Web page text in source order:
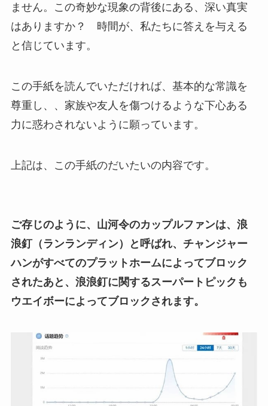
ません。この奇妙な現象の背後にある、深い真実
はありますか？ 時間が、私たちに答えを与える
と信じています。
この手紙を読んでいただければ、基本的な常識を
尊重し、、家族や友人を傷つけるような下心ある
力に惑わされないように願っています。
上記は、この手紙のだいたいの内容です。
ご存じのように、山河令のカップルファンは、浪
浪釘（ランランディン）と呼ばれ、チャンジャー
ハンがすべてのプラットホームによってブロック
されたあと、浪浪釘に関するスーパートピックも
ウエイボーによってブロックされます。